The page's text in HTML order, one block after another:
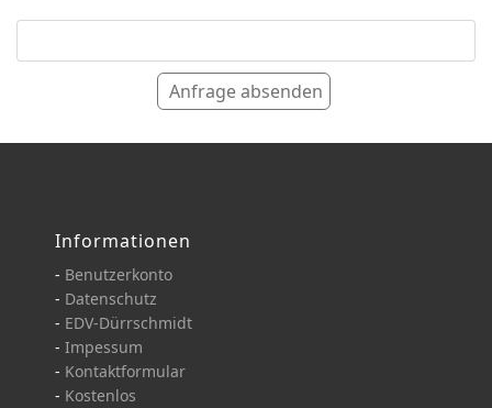
Informationen
- Benutzerkonto
- Datenschutz
- EDV-Dürrschmidt
- Impessum
- Kontaktformular
- Kostenlos